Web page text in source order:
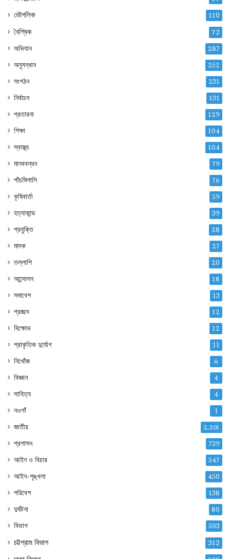
ভৌগলিক 110
বৈশ্বিক 72
অভিযান 287
অনুসন্ধান 252
সংগঠন 231
নির্বাচন 131
প্রতারনা 129
শিক্ষা 104
স্বাস্থ্য 104
মানববন্ধন 79
পাঁচমিশালি 76
কৃষিবার্তা 59
হত্যাকান্ড 39
প্রযুক্তি 28
মাদক 27
তল্লাশি 20
আন্দোলন 18
সমাবেশ 13
প্রচ্ছদ 12
বিক্ষোভ 12
প্রাকৃতিক দুর্যোগ 11
নিখোঁজ 6
বিজ্ঞান 4
সাহিত্য 4
নওগাঁ 1
জাতীয় 2,201
প্রশাসন 739
আইন ও বিচার 547
আইন-শৃঙ্খলা 450
পরিবেশ 138
দুর্ঘটনা 80
বিভাগ 503
চট্টগ্রাম বিভাগ 312